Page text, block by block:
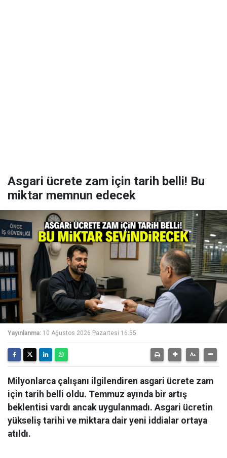
Asgari ücrete zam için tarih belli! Bu
miktar memnun edecek
Yayınlanma: 10 Ağustos 2026 Pazartesi 16:55
Milyonlarca çalışanı ilgilendiren asgari ücrete zam
için tarih belli oldu. Temmuz ayında bir artış
beklentisi vardı ancak uygulanmadı. Asgari ücretin
yükseliş tarihi ve miktara dair yeni iddialar ortaya
atıldı.